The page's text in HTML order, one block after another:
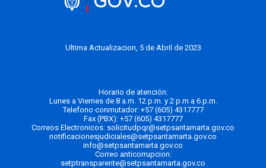
Ultima Actualizacion, 5 de Abril de 2023
Horario de atención:
Lunes a Viernes de 8 a.m. 12 p.m. y 2 p.m a 6 p.m.
Telefono conmutador: +57 (605) 4317777
Fax (PBX): +57 (605) 4317777
Correos Electronicos: solicitudpqr@setpsantamarta.gov.co
notificacionesjudiciales@setpsantamarta.gov.co
info@setpsantamarta.gov.co
Correo anticorrupcion:
setptransparente@setpsantamarta.gov.co